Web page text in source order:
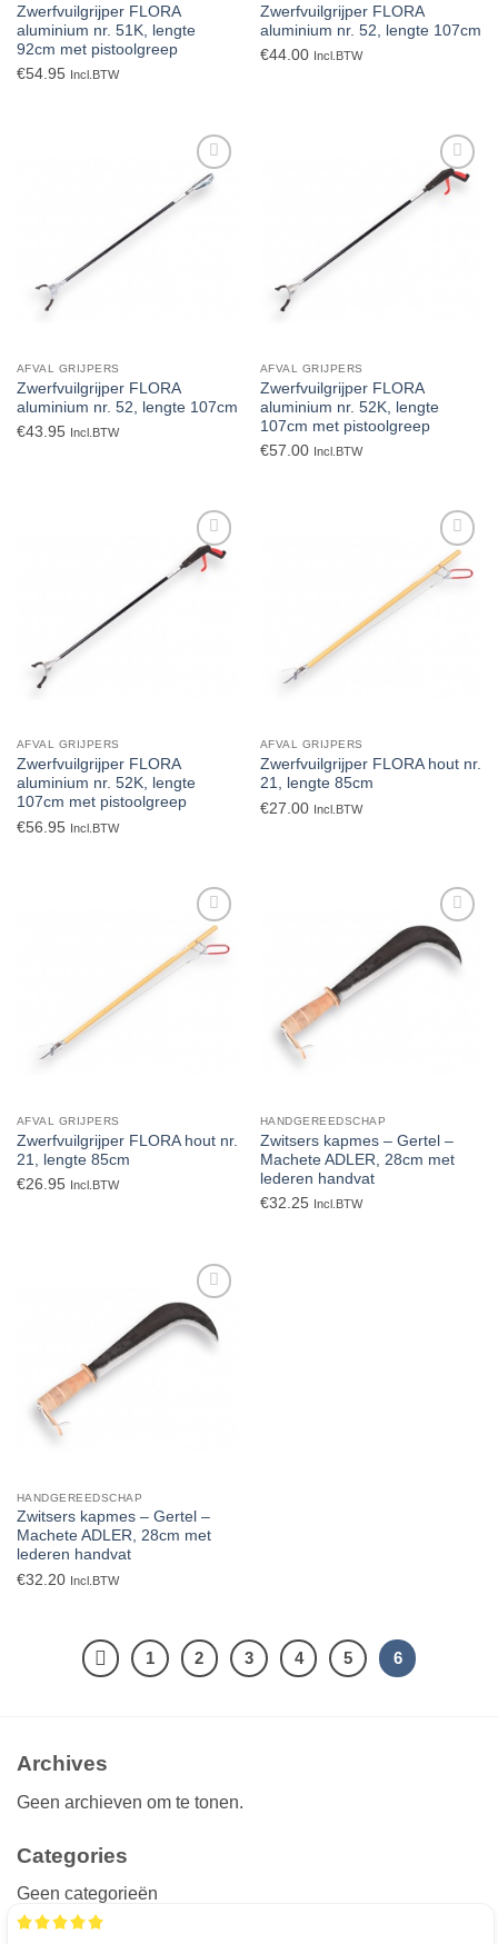
Zwerfvuilgrijper FLORA
aluminium nr. 51K, lengte
92cm met pistoolgreep
€54.95 Incl.BTW
Zwerfvuilgrijper FLORA
aluminium nr. 52, lengte 107cm
€44.00 Incl.BTW
Toevoegen
aan
verlanglijst
AFVAL GRIJPERS
Zwerfvuilgrijper FLORA
aluminium nr. 52, lengte 107cm
€43.95 Incl.BTW
Toevoegen
AFVAL GRIJPERS
Zwerfvuilgrijper FLORA
aluminium nr. 52K, lengte
107cm met pistoolgreep
€57.00 Incl.BTW
Toevoegen
aan
AFVAL GRIJPERS
Zwerfvuilgrijper FLORA
aluminium nr. 52K, lengte
107cm met pistoolgreep
€56.95 Incl.BTW
Toevoegen
aan
verlanglijst
AFVAL GRIJPERS
Zwerfvuilgrijper FLORA hout nr.
21, lengte 85cm
€27.00 Incl.BTW
Toevoegen
aan
verlanglijst
AFVAL GRIJPERS
Zwerfvuilgrijper FLORA hout nr.
21, lengte 85cm
€26.95 Incl.BTW
Toevoegen
aan
verlanglijst
HANDGEREEDSCHAP
Zwitsers kapmes – Gertel –
Machete ADLER, 28cm met
lederen handvat
€32.25 Incl.BTW
Toevoegen
aan
verlanglijst
HANDGEREEDSCHAP
Zwitsers kapmes – Gertel –
Machete ADLER, 28cm met
lederen handvat
€32.20 Incl.BTW
1 2 3 4 5 6
Archives
Geen archieven om te tonen.
Categories
Geen categorieën